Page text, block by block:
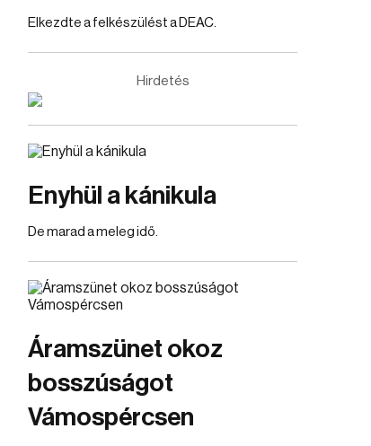
Elkezdte a felkészülést a DEAC.
Hirdetés
Enyhül a kánikula
De marad a meleg idő.
Áramszünet okoz
bosszúságot
Vámospércsen